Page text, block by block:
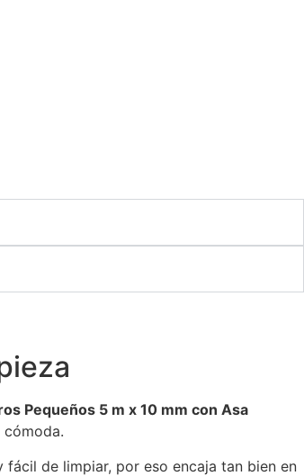
Pequeños 5 m x 10 mm con Asa
de limpiar, por eso encaja tan bien en